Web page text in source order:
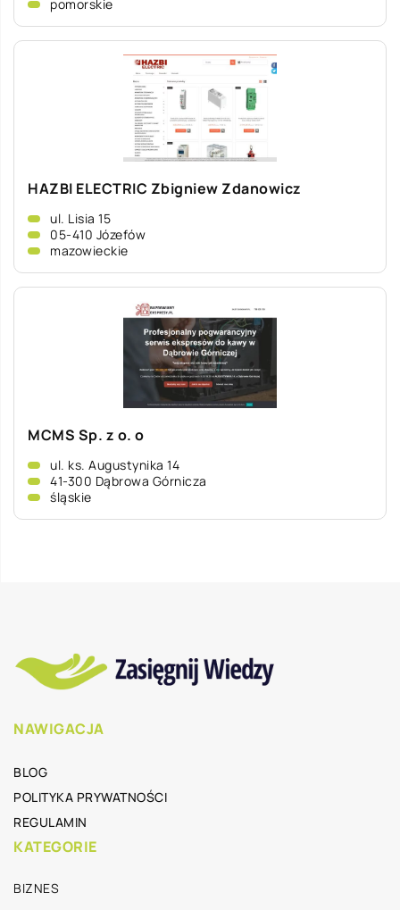
pomorskie
HAZBI ELECTRIC Zbigniew Zdanowicz
ul. Lisia 15
05-410 Józefów
mazowieckie
MCMS Sp. z o. o
ul. ks. Augustynika 14
41-300 Dąbrowa Górnicza
śląskie
NAWIGACJA
BLOG
POLITYKA PRYWATNOŚCI
REGULAMIN
KATEGORIE
BIZNES